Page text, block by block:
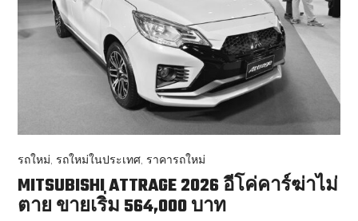
รถใหม่ ,รถใหม่ในประเทศ ,ราคารถใหม่
MITSUBISHI ATTRAGE 2026 อีโค่คาร์ฆ่าไม่
ตาย ขายเริ่ม 564,000 บาท